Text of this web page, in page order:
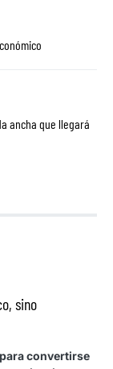
ancha que llegará
sino
convertirse